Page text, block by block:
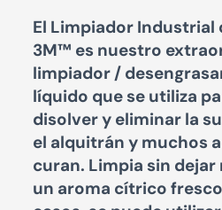
El Limpiador Industrial
3M™ es nuestro
limpiador /
líquido que se utiliza
disolver y eliminar la
el alquitrán y muchos
curan. Limpia sin
un aroma cítrico